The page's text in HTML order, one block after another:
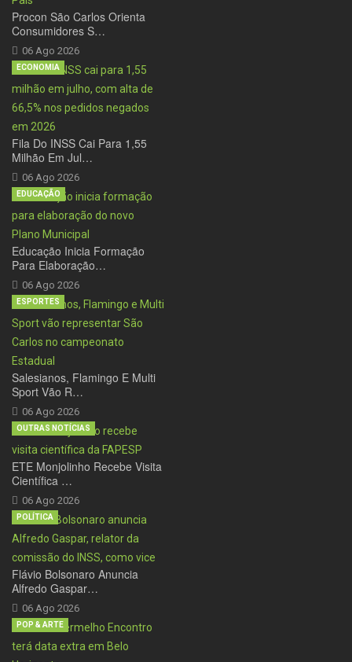
Procon São Carlos Orienta
Consumidores S…
06 Ago 2026
Fila Do INSS Cai Para 1,55
Milhão Em Jul…
06 Ago 2026
ECONOMIA
Educação Inicia Formação
Para Elaboração…
06 Ago 2026
EDUCAÇÃO
Salesianos, Flamingo E Multi
Sport Vão R…
06 Ago 2026
ESPORTES
ETE Monjolinho Recebe Visita
Científica …
06 Ago 2026
OUTRAS NOTÍCIAS
Flávio Bolsonaro Anuncia
Alfredo Gaspar…
06 Ago 2026
POLÍTICA
POP & ARTE